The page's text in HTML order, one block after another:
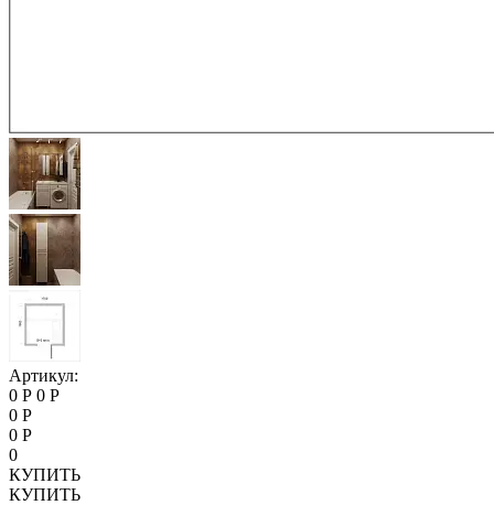
Артикул:
0 Р 0 Р
0 Р
0 Р
0
КУПИТЬ
КУПИТЬ